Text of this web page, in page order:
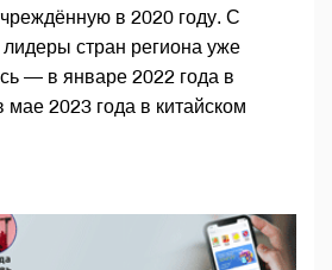
в 2020 году. С
стран региона уже
— в январе 2022 года в
2023 года в китайском